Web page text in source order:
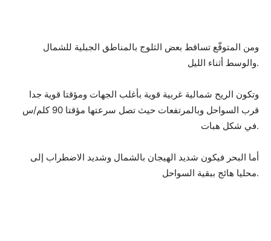
ومن المتوقّع تساقط بعض الثلوج بالمناطق الجبلية للشمال
والوسط أثناء الليل.
وتكون الريح شمالية غربية قوية بأغلب الجهات ومؤقتا قوية جدا
قرب السواحل وبالمرتفعات حيث تصل سرعتها مؤقتا 90 كلم/س
في شكل هبات.
أما البحر فيكون شديد الهيجان بالشمال وشديد الاضطراب إلى
محليا هائج ببقية السواحل.